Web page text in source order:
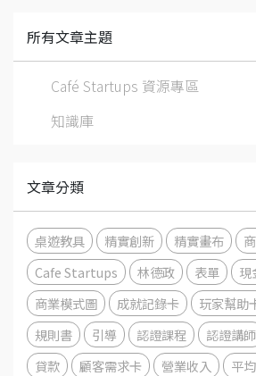
所有文章主題
Café Startups 資源專區
知識庫
文章分類
桌遊教具 精實創新 精實畫布
Cafe Startups
林德政 表單
現
商業模式圖
成就記錄卡 玩家幫助
規則書
引導 認證課程 認證講師
貸款
顧客需求卡 營業收入 平